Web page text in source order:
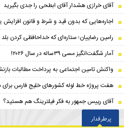
آقای خرازی هشدار آقای ابطحی را جدی بگیرید
اجاره‌هایی که بدون قید و شرط و قانون افزایش
رامین رضاییان؛ ستاره‌ای که خداحافظی کردن
آمار شگفت‌انگیز مسی ۳۹ساله در سال ۲۰۲۶!
واکنش تامین اجتماعی به پرداخت مطالبات
هفت پروژه خط لوله کشور‌های خلیج فارس برای
آقای رییس جمهور به فکر فیلترینگ هم هستید؟
پرطرفدار